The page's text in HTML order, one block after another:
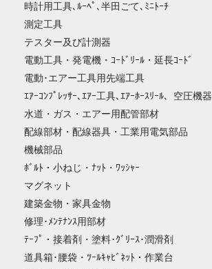
時計用工具､ﾙｰﾍﾟ､半田ごて､ﾐﾆﾄｰﾁ
測定工具
テスター及び計測器
電動工具・発電機・ｺｰﾄﾞﾘｰﾙ・延長ｺｰﾄﾞ
電動･エアー工具用先端工具
ｴｱｰｺﾝﾌﾟﾚｯｻｰ､ｴｱｰ工具､ｴｱｰﾎｰｽﾘｰﾙ、空圧機器
水道・ガス・エアー用配管部材
配線部材・配線器具・工業用電気部品
機械部品
ﾎﾞﾙﾄ・小ねじ・ﾅｯﾄ・ﾜｯｼｬｰ
マグネット
建築金物・家具金物
修理･ﾒﾝﾃﾅﾝｽ用部材
ﾃｰﾌﾟ・接着剤・塗料･ｸﾞﾘｰｽ･潤滑剤
道具箱･腰袋・ﾂｰﾙｷｬﾋﾞﾈｯﾄ・作業台